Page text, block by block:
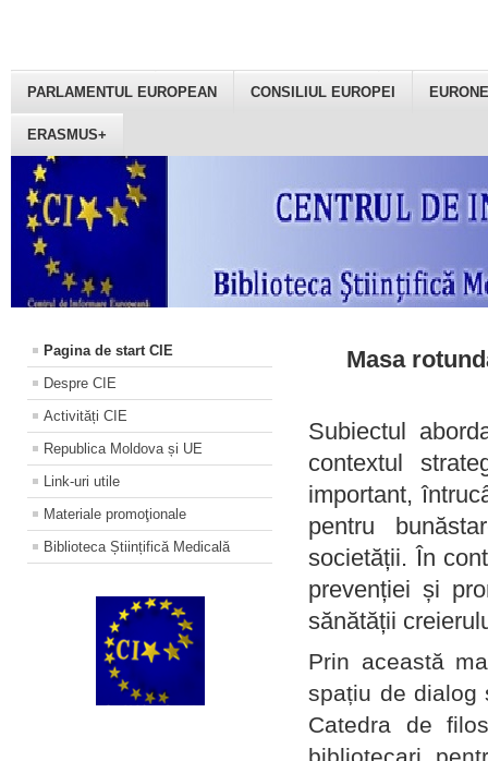
PARLAMENTUL EUROPEAN CONSILIUL EUROPEI
ERASMUS+
Pagina de start CIE
Despre CIE
Activități CIE
Republica Moldova și UE
Link-uri utile
Materiale promoţionale
Biblioteca Științifică Medicală
Masa
Subiectul
contextul
important,
pentru
societății. În
prevenției și
sănătății
Prin această
spațiu de dialog
Catedra de